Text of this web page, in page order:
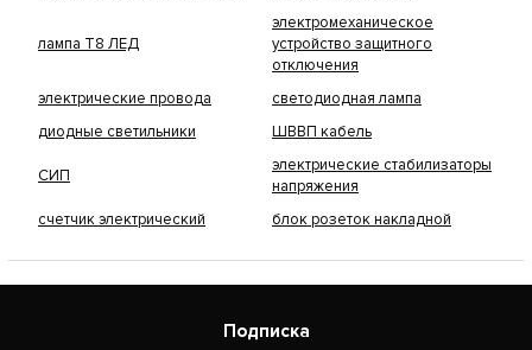
лампа Т8 ЛЕД
электромеханическое
устройство защитного
отключения
электрические провода
светодиодная лампа
диодные светильники
ШВВП кабель
СИП
электрические стабилизаторы
напряжения
счетчик электрический
блок розеток накладной
Подписка